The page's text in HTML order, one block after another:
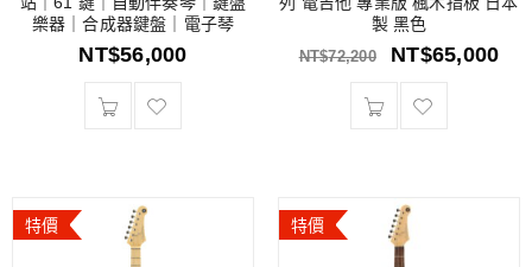
樂器｜合成器鍵盤｜電子琴
NT$56,000
製 黑色
NT$72,200 NT$65,000
特價 特價